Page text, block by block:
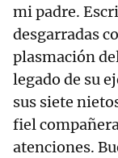
mi padre.
desgarradas
plasmación
legado de su
sus siete
fiel
atenciones.